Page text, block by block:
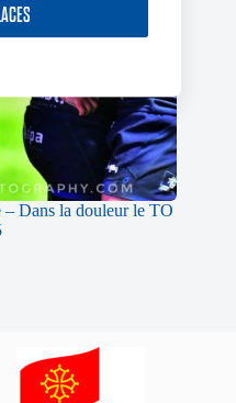
Dans la douleur le TO